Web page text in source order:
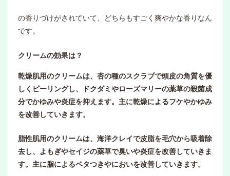
の香りづけがされていて、どちらもすごく爽やかな香りなん
です。
クリームの効果は？
乾燥肌用のクリームは、杏の種のスクラブで頭皮の角質を優
しくピーリングし、ドクダミやローズマリーの薬草の殺菌成
分でかゆみや炎症を抑えます。主に乾燥によるフケやかゆみ
を改善していきます。
脂性肌用のクリームは、海洋クレイで皮脂を毛穴から吸着除
去し、よもぎやセイジの薬草で臭いや炎症を改善していきま
す。主に脂によるベタつきやにおいを改善していきます。